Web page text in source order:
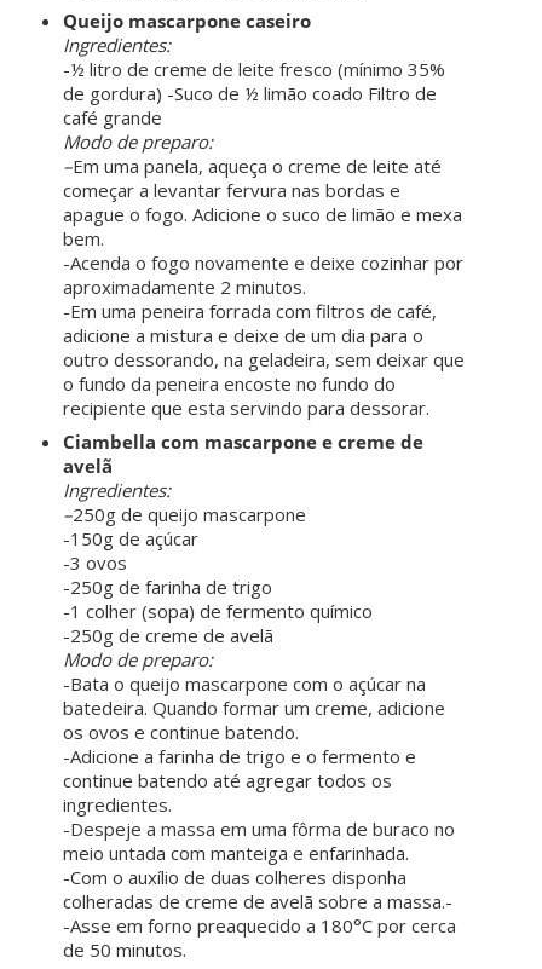
Queijo mascarpone caseiro
Ingredientes:
-½ litro de creme de leite fresco (mínimo 35%
de gordura) -Suco de ½ limão coado Filtro de
café grande
Modo de preparo:
–Em uma panela, aqueça o creme de leite até
começar a levantar fervura nas bordas e
apague o fogo. Adicione o suco de limão e mexa
bem.
-Acenda o fogo novamente e deixe cozinhar por
aproximadamente 2 minutos.
-Em uma peneira forrada com filtros de café,
adicione a mistura e deixe de um dia para o
outro dessorando, na geladeira, sem deixar que
o fundo da peneira encoste no fundo do
recipiente que esta servindo para dessorar.
Ciambella com mascarpone e creme de
avelã
Ingredientes:
–250g de queijo mascarpone
-150g de açúcar
-3 ovos
-250g de farinha de trigo
-1 colher (sopa) de fermento químico
-250g de creme de avelã
Modo de preparo:
-Bata o queijo mascarpone com o açúcar na
batedeira. Quando formar um creme, adicione
os ovos e continue batendo.
-Adicione a farinha de trigo e o fermento e
continue batendo até agregar todos os
ingredientes.
-Despeje a massa em uma fôrma de buraco no
meio untada com manteiga e enfarinhada.
-Com o auxílio de duas colheres disponha
colheradas de creme de avelã sobre a massa.-
-Asse em forno preaquecido a 180°C por cerca
de 50 minutos.